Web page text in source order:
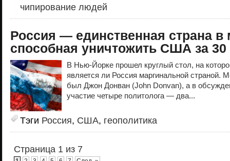
чипирование людей
Россия — единственная страна в
способная уничтожить США за 30
В Нью-Йорке прошел круглый стол, на
является ли Россия маргинальной страной.
был Джон Донван (John Donvan), а в
участие четыре политолога — два...
Тэги Россия, США, геополитика
Страница 1 из 7